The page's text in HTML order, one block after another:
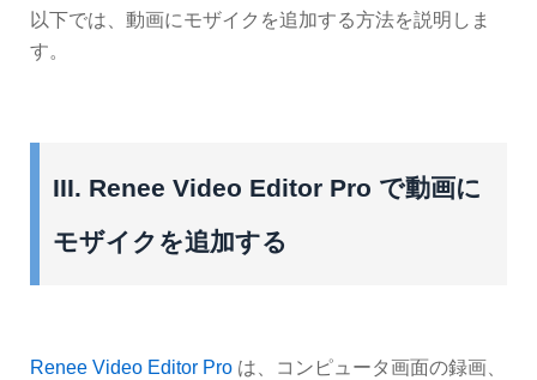
以下では、動画にモザイクを追加する方法を説明しま
す。
III. Renee Video Editor Pro で動画に
モザイクを追加する
Renee Video Editor Pro は、コンピュータ画面の録画、